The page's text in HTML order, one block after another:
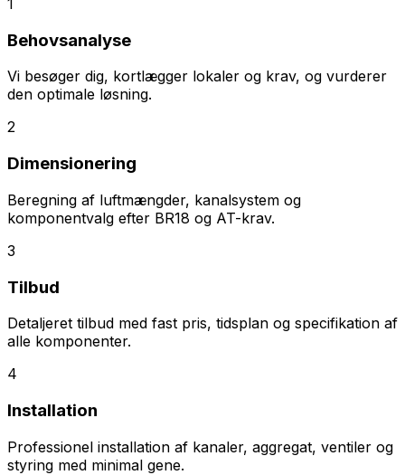
1
Behovsanalyse
Vi besøger dig, kortlægger lokaler og krav, og vurderer
den optimale løsning.
2
Dimensionering
Beregning af luftmængder, kanalsystem og
komponentvalg efter BR18 og AT-krav.
3
Tilbud
Detaljeret tilbud med fast pris, tidsplan og specifikation af
alle komponenter.
4
Installation
Professionel installation af kanaler, aggregat, ventiler og
styring med minimal gene.